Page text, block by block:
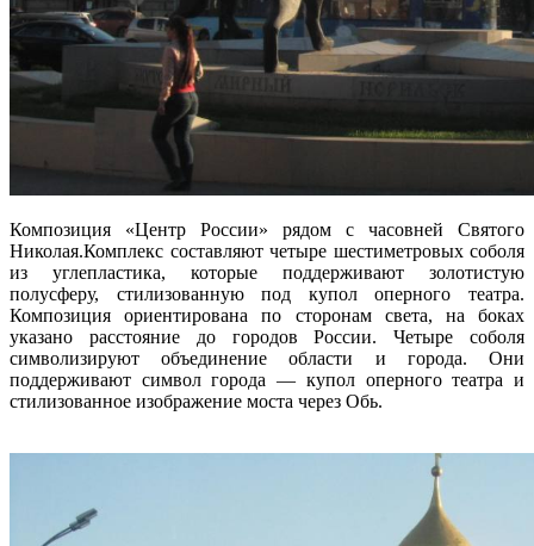
Композиция «Центр России» рядом с часовней Святого
Николая.Комплекс составляют четыре шестиметровых соболя
из углепластика, которые поддерживают золотистую
полусферу, стилизованную под купол оперного театра.
Композиция ориентирована по сторонам света, на боках
указано расстояние до городов России. Четыре соболя
символизируют объединение области и города. Они
поддерживают символ города — купол оперного театра и
стилизованное изображение моста через Обь.